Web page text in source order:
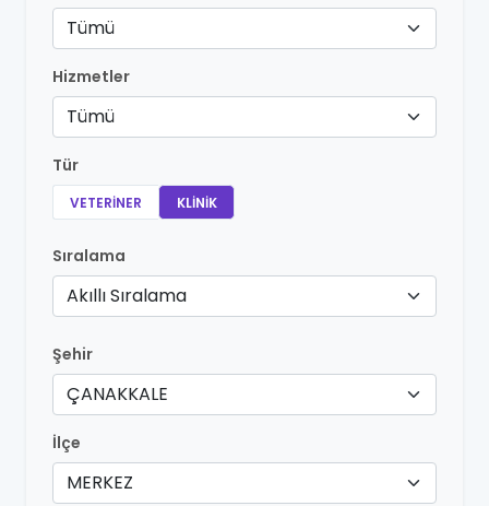
Tümü
Hizmetler
Tümü
Tür
VETERINER KLINIK
Sıralama
Akıllı Sıralama
Şehir
ÇANAKKALE
İlçe
MERKEZ